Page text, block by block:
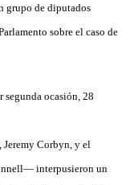
grupo de diputados
sobre el caso de
segunda ocasión, 28
Corbyn, y el
interpusieron un